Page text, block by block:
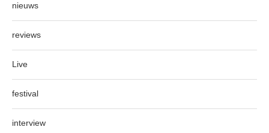
nieuws
reviews
Live
festival
interview